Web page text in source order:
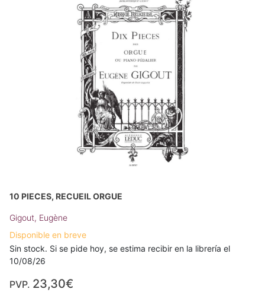
10 PIECES, RECUEIL ORGUE
Gigout, Eugène
Disponible en breve
Sin stock. Si se pide hoy, se estima recibir en la librería el
10/08/26
PVP. 23,30€